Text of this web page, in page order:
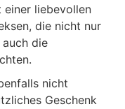
einer liebevollen
die nicht nur
die
nicht
Geschenk